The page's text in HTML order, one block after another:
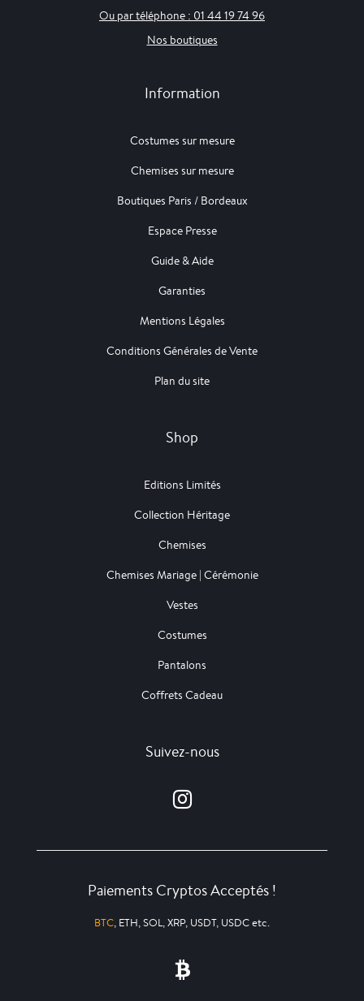
Ou par téléphone : 01 44 19 74 96
Nos boutiques
Information
Costumes sur mesure
Chemises sur mesure
Boutiques Paris / Bordeaux
Espace Presse
Guide & Aide
Garanties
Mentions Légales
Conditions Générales de Vente
Plan du site
Shop
Editions Limités
Collection Héritage
Chemises
Chemises Mariage | Cérémonie
Vestes
Costumes
Pantalons
Coffrets Cadeau
Suivez-nous
Paiements Cryptos Acceptés !
BTC, ETH, SOL, XRP, USDT, USDC etc.